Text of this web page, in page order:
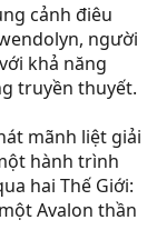
cảnh điêu
người
khả năng
truyền thuyết.
mãnh liệt giải
hành trình
hai Thế Giới:
Avalon thần